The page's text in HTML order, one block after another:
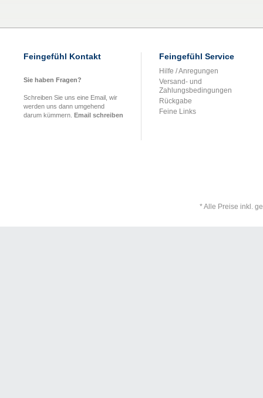
Feingefühl Kontakt
Sie haben Fragen?
Schreiben Sie uns eine Email, wir
werden uns dann umgehend
darum kümmern. Email schreiben
Feingefühl Service
Hilfe / Anregungen
Versand- und
Zahlungsbedingungen
Rückgabe
Feine Links
* Alle Preise inkl.